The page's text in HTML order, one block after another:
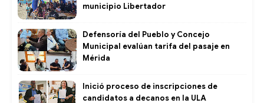
municipio Libertador
Defensoría del Pueblo y Concejo
Municipal evalúan tarifa del pasaje en
Mérida
Inició proceso de inscripciones de
candidatos a decanos en la ULA